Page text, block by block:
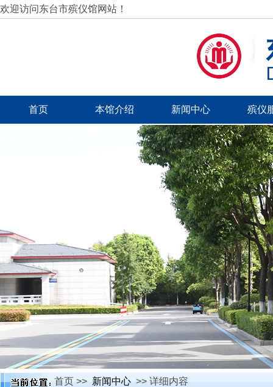
欢迎访问东台市殡仪馆网站！
首页 本馆介绍 新闻中心 殡仪
首页 >> 新闻中心 >> 详细内容